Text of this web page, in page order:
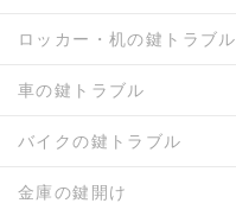
ロッカー・机の鍵トラブル
車の鍵トラブル
バイクの鍵トラブル
金庫の鍵開け